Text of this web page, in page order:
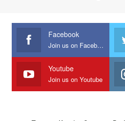
Facebook
Join us on Facebook
Youtube
Join us on Youtube